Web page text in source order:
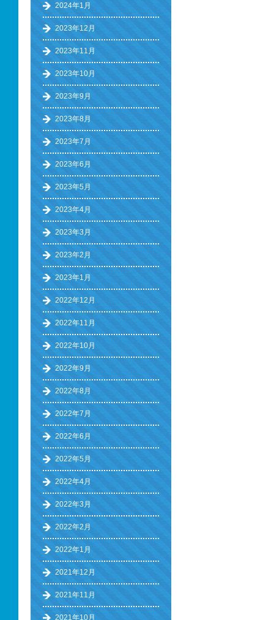
2024年1月
2023年12月
2023年11月
2023年10月
2023年9月
2023年8月
2023年7月
2023年6月
2023年5月
2023年4月
2023年3月
2023年2月
2023年1月
2022年12月
2022年11月
2022年10月
2022年9月
2022年8月
2022年7月
2022年6月
2022年5月
2022年4月
2022年3月
2022年2月
2022年1月
2021年12月
2021年11月
2021年10月